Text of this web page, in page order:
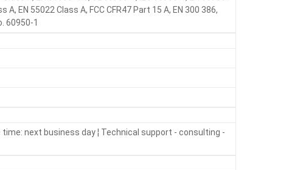
A, EN 55022 Class A, FCC CFR47 Part 15 A, EN 300 386,
60950-1
next business day ¦ Technical support - consulting -